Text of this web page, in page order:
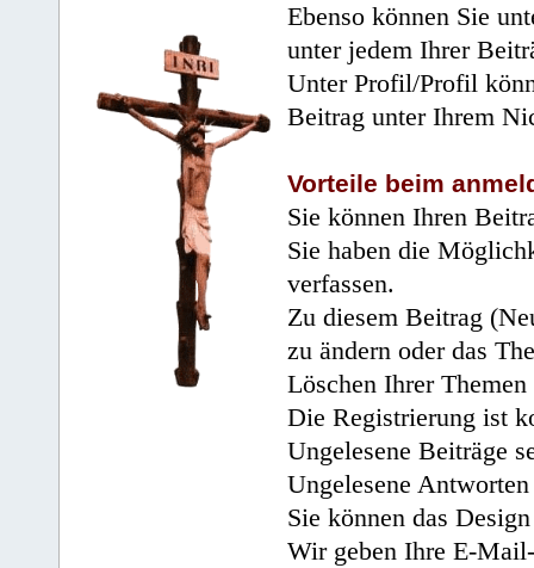
Ebenso können Sie
unter jedem Ihrer
Unter Profil/Profil
Beitrag unter Ihrem
Vorteile beim
Sie können Ihren
Sie haben die
verfassen.
Zu diesem Beitrag
zu ändern oder das
Löschen Ihrer
Die Registrierung ist
Ungelesene Beiträge
Ungelesene
Sie können das
Wir geben Ihre E-